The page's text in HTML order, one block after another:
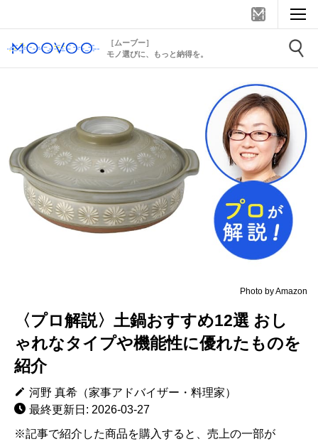
［ムーブー］
モノ選びに、もっと納得を。
Photo by Amazon
〈プロ解説〉土鍋おすすめ12選 おし
ゃれなタイプや機能性に優れたものを
紹介
河野 真希（家事アドバイザー・料理家）
最終更新日: 2026-03-27
※記事で紹介した商品を購入すると、売上の一部が